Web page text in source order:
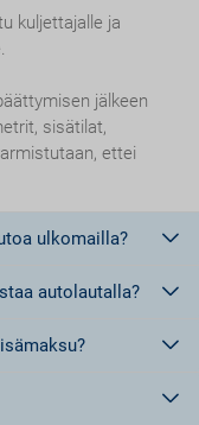
kuljettajalle ja
jälkeen
sisätilat,
ettei
ulkomailla?
piiriin tulee olla
kahta erilaista
autolautalla?
autolla.
lisämaksu.